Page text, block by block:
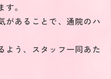
。
があることで、通院のハ
よう、スタッフ一同あた